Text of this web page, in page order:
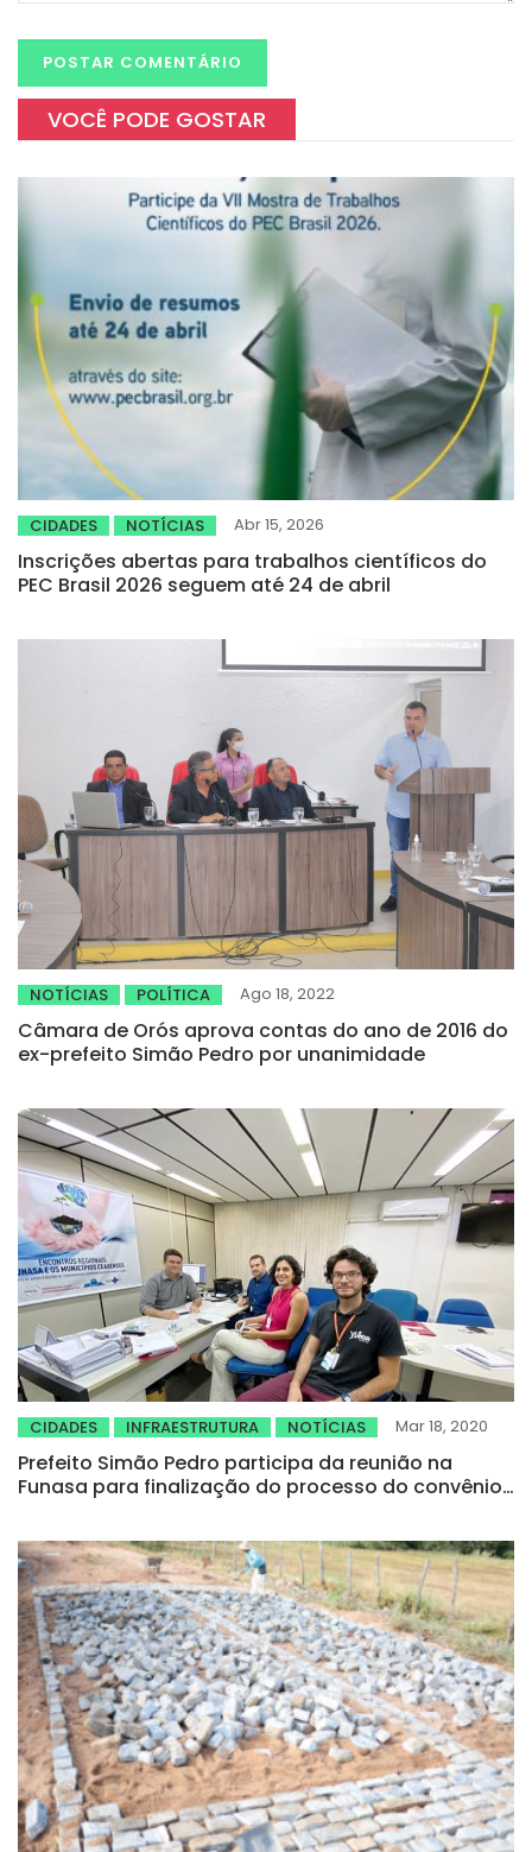
VOCÊ PODE GOSTAR
CIDADES NOTÍCIAS Abr 15, 2026
Inscrições abertas para trabalhos científicos do
PEC Brasil 2026 seguem até 24 de abril
NOTÍCIAS POLÍTICA Ago 18, 2022
Câmara de Orós aprova contas do ano de 2016 do
ex-prefeito Simão Pedro por unanimidade
CIDADES INFRAESTRUTURA NOTÍCIAS Mar 18, 2020
Prefeito Simão Pedro participa da reunião na
Funasa para finalização do processo do convênio
sanitário de ORÓS